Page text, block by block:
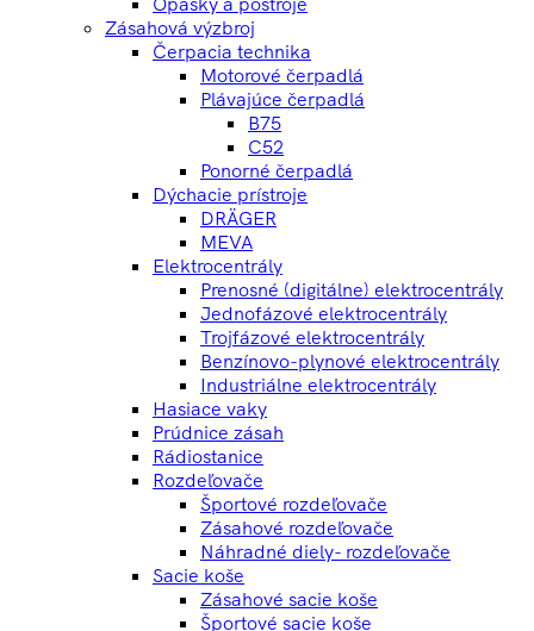
Zásahová výzbroj
Čerpacia technika
Motorové čerpadlá
Plávajúce čerpadlá
B75
C52
Ponorné čerpadlá
Dýchacie prístroje
DRÄGER
MEVA
Elektrocentrály
Prenosné (digitálne) elektrocentrály
Jednofázové elektrocentrály
Trojfázové elektrocentrály
Benzínovo-plynové elektrocentrály
Industriálne elektrocentrály
Hasiace vaky
Prúdnice zásah
Rádiostanice
Rozdeľovače
Športové rozdeľovače
Zásahové rozdeľovače
Náhradné diely- rozdeľovače
Sacie koše
Zásahové sacie koše
Športové sacie koše